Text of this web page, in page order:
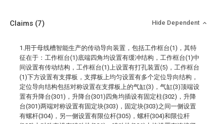
Claims (7) Hide Dependent
1.用于母线槽智能生产的传动导向装置，包括工作框台(1)，其特
征在于：工作框台(1)底端四角均设置有缓冲结构，工作框台(1)中
间设置有传动结构，工作框台(1)上设置有打孔装置(5)，工作框台
(1)下方设置有支撑板，支撑板上均匀设置有多个定位导向结构，
定位导向结构包括对称设置在支撑板上的气缸(3)，气缸(3)顶端设
置有升降台(301)，升降台(301)四角均插设有固定柱(302)，升降
台(301)两端对称设置有固定块(303)，固定块(303)之间一侧设置
有螺杆(304)，另一侧设置有限位杆(305)，螺杆(304)和限位杆